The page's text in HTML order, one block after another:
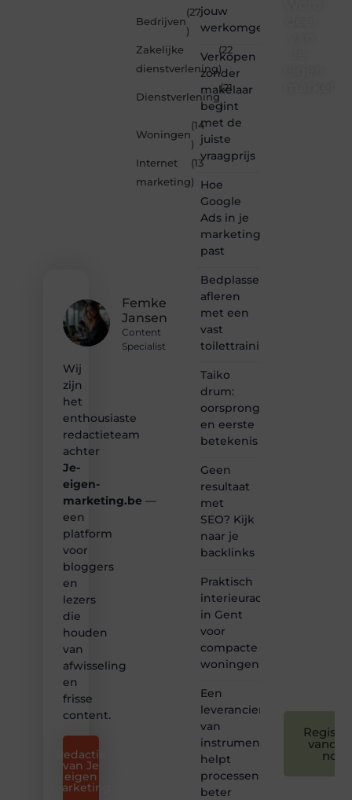
Femke
Jansen
Content
Specialist
Wij
zijn
het
enthousiaste
redactieteam
achter
Je-
eigen-
marketing.be —
een
platform
voor
bloggers
en
lezers
die
houden
van
afwisseling
en
frisse
content.
Redactie
van Je
eigen
marketing
Bedrijven
(27
)
Zakelijke
dienstverlening
(22
)
Dienstverlening
(21
)
Woningen
(14
)
Internet
marketing
(13
)
jouw
werkomgeving
Verkopen
zonder
makelaar
begint
met de
juiste
vraagprijs
Hoe
Google
Ads in je
marketingmix
past
Bedplassen
afleren
met een
vast
toilettrainingschema
Taiko
drum:
oorsprong
en eerste
betekenis
Geen
resultaat
met
SEO? Kijk
naar je
backlinks
Praktisch
interieuradvies
in Gent
voor
compacte
woningen
Een
leverancier
van
instrumentatie
helpt
processen
beter
nog